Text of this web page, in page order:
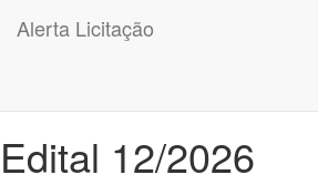
Alerta Licitação
Edital 12/2026